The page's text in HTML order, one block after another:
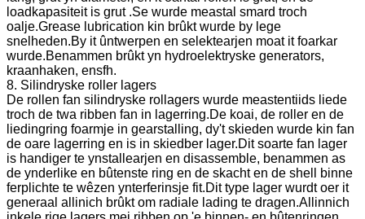
loadkapasiteit is grut .Se wurde meastal smard troch
oalje.Grease lubrication kin brûkt wurde by lege
snelheden.By it ûntwerpen en selektearjen moat it foarkar
wurde.Benammen brûkt yn hydroelektryske generators,
kraanhaken, ensfh.
8. Silindryske roller lagers
De rollen fan silindryske rollagers wurde meastentiids liede
troch de twa ribben fan in lagerring.De koai, de roller en de
liedingring foarmje in gearstalling, dy't skieden wurde kin fan
de oare lagerring en is in skiedber lager.Dit soarte fan lager
is handiger te ynstallearjen en disassemble, benammen as
de ynderlike en bûtenste ring en de skacht en de shell binne
ferplichte te wêzen ynterferinsje fit.Dit type lager wurdt oer it
generaal allinich brûkt om radiale lading te dragen.Allinnich